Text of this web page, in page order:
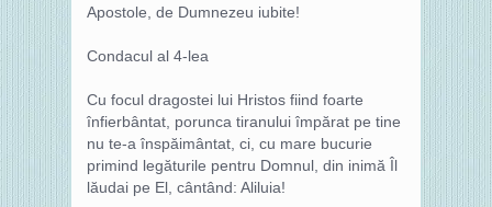
Apostole, de Dumnezeu iubite!
Condacul al 4-lea
Cu focul dragostei lui Hristos fiind foarte
înfierbântat, porunca tiranului împărat pe tine
nu te-a înspăimântat, ci, cu mare bucurie
primind legăturile pentru Domnul, din inimă Îl
lăudai pe El, cântând: Aliluia!